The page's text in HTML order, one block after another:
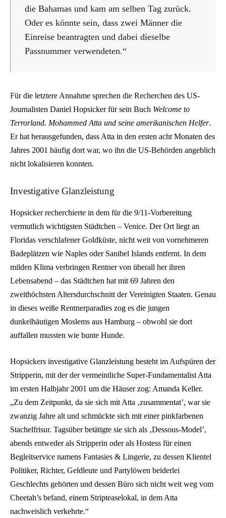
die Bahamas und kam am selben Tag zurück.
Oder es könnte sein, dass zwei Männer die
Einreise beantragten und dabei dieselbe
Passnummer verwendeten.“
Für die letztere Annahme sprechen die Recherchen des US-
Journalisten Daniel Hopsicker für sein Buch Welcome to
Terrorland. Mohammed Atta und seine amerikanischen Helfer.
Er hat herausgefunden, dass Atta in den ersten acht Monaten des
Jahres 2001 häufig dort war, wo ihn die US-Behörden angeblich
nicht lokalisieren konnten.
Investigative Glanzleistung
Hopsicker recherchierte in dem für die 9/11-Vorbereitung
vermutlich wichtigsten Städtchen – Venice. Der Ort liegt an
Floridas verschlafener Goldküste, nicht weit von vornehmeren
Badeplätzen wie Naples oder Sanibel Islands entfernt. In dem
milden Klima verbringen Rentner von überall her ihren
Lebensabend – das Städtchen hat mit 69 Jahren den
zweithöchsten Altersdurchschnitt der Vereinigten Staaten. Genau
in dieses weiße Rentnerparadies zog es die jungen
dunkelhäutigen Moslems aus Hamburg – obwohl sie dort
auffallen mussten wie bunte Hunde.
Hopsickers investigative Glanzleistung besteht im Aufspüren der
Stripperin, mit der der vermeintliche Super-Fundamentalist Atta
im ersten Halbjahr 2001 um die Häuser zog: Amanda Keller.
„Zu dem Zeitpunkt, da sie sich mit Atta ‚zusammentat’, war sie
zwanzig Jahre alt und schmückte sich mit einer pinkfarbenen
Stachelfrisur. Tagsüber betätigte sie sich als ‚Dessous-Model’,
abends entweder als Stripperin oder als Hostess für einen
Begleitservice namens Fantasies & Lingerie, zu dessen Klientel
Politiker, Richter, Geldleute und Partylöwen beiderlei
Geschlechts gehörten und dessen Büro sich nicht weit weg vom
Cheetah’s befand, einem Stripteaselokal, in dem Atta
nachweislich verkehrte.“